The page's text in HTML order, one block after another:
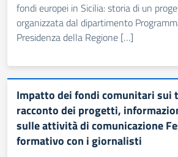
fondi europei in Sicilia: storia di un
organizzata dal dipartimento
Presidenza della Regione […]
Impatto dei fondi comunitari
racconto dei progetti,
sulle attività di comunicazione
formativo con i giornalisti